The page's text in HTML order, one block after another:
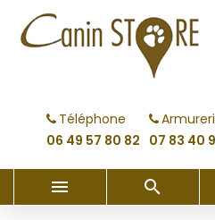
Téléphone
06 49 57 80 82 07 83 40
 
My wishlists
Create new list
((modalTitle))
((confirmMessage))
((cancelText))
Créer une liste
Connexion
Vous devez être connecté